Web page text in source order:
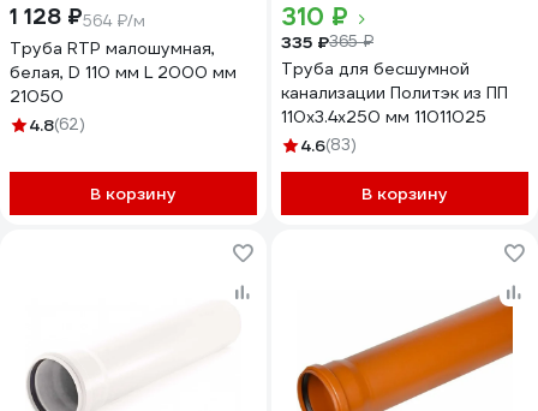
1 128 ₽564 ₽/м
Труба RTP малошумная,
белая, D 110 мм L 2000 мм
21050
4.8(62)
В корзину
310 ₽
335 ₽365 ₽
Труба для бесшумной
канализации Политэк из ПП
110х3.4х250 мм 11011025
4.6(83)
В корзину